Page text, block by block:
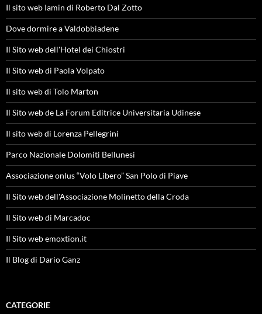
Il sito web Iamin di Roberto Dal Zotto
Dove dormire a Valdobbiadene
Il Sito web dell'Hotel dei Chiostri
Il Sito web di Paola Volpato
Il sito web di Tolo Marton
Il Sito web de La Forum Editrice Universitaria Udinese
Il sito web di Lorenza Pellegrini
Parco Nazionale Dolomiti Bellunesi
Associazione onlus “Volo Libero” San Polo di Piave
Il Sito web dell'Associazione Molinetto della Croda
Il Sito web di Marcadoc
Il Sito web emoxtion.it
Il Blog di Dario Ganz
CATEGORIE